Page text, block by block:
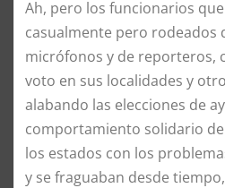
Ah, pero los funcionarios
casualmente pero rodeados
micrófonos y de reporteros,
voto en sus localidades y
alabando las elecciones de
comportamiento solidario
los estados con los
y se fraguaban desde